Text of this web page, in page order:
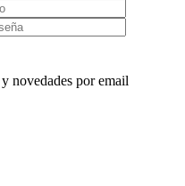
novedades por email